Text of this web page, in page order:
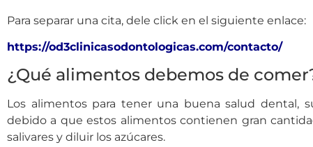
Para separar una cita, dele click en el siguiente enlace:
https://od3clinicasodontologicas.com/contacto/
¿Qué alimentos debemos de
Los alimentos para tener una buena salud dental,
debido a que estos alimentos contienen gran
salivares y diluir los azúcares.